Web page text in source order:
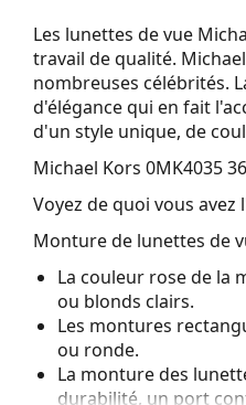
Les lunettes de vue
travail de qualité.
nombreuses célébrités.
d'élégance qui en fait
d'un style unique, de
Michael Kors 0MK4035
Voyez de quoi vous
Monture de lunettes de
La couleur rose de la
ou blonds clairs.
Les montures
ou ronde.
La monture des
durabilité, un port